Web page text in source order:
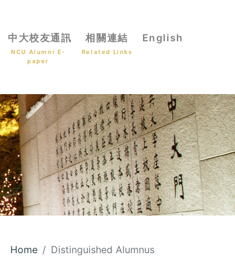
中大校友通訊
NCU Alumni E-
paper
相關連結
Related Links
English
Home Distinguished Alumnus